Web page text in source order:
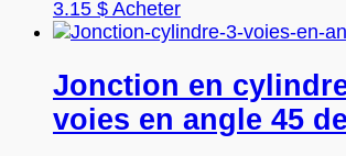
3.15 $ AcheterCe
produit
plusieurs
variations.
Les
Jonction en
voies en angle 45